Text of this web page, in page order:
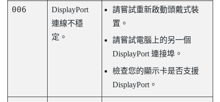
006
DisplayPort
連線不穩
定。
請嘗試重新啟動頭戴式裝
置。
請嘗試電腦上的另一個
DisplayPort連接埠。
檢查您的顯示卡是否支援
DisplayPort。